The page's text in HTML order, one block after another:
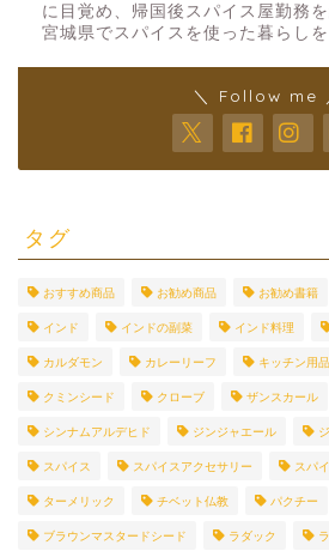
に目覚め、帰国後スパイス屋勤務
宮城県でスパイスを使った暮らしを
＼ Follow me
タグ
おすすめ商品 お勧め商品 お勧め書籍
インド インドの副菜 インド料理
カルダモン カレーリーフ キッチン用品
クミンシード クローブ ザンスカール
シンナムアルデヒド ジンジャエール
スパイス スパイスアクセサリー スパ
ターメリック チベット仏教 パクチー
ブラウンマスタードシード ラダック